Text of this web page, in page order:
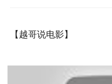
【越哥说电影】